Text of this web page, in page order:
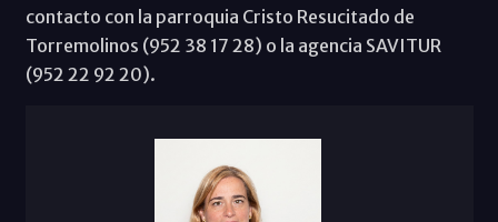
contacto con la parroquia Cristo Resucitado de
Torremolinos (952 38 17 28) o la agencia SAVITUR
(952 22 92 20).